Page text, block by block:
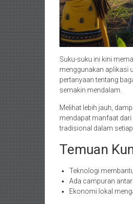
Suku-suku ini kini
menggunakan aplikasi
pertanyaan tentang
semakin mendalam.
Melihat lebih jauh,
mendapat manfaat dari
tradisional dalam
Temuan
Teknologi
Ada campuran
Ekonomi lokal